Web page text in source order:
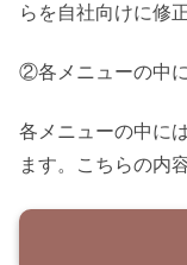
らを自社向けに修
②各メニューの中
各メニューの中に
ます。こちらの内